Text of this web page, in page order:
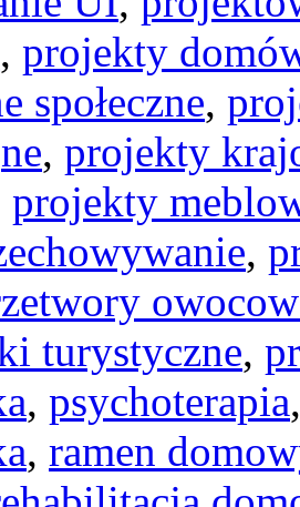
, projekty
społeczne,
, projekty
projekty
,
turystyczne,
, psychoterapia
, ramen